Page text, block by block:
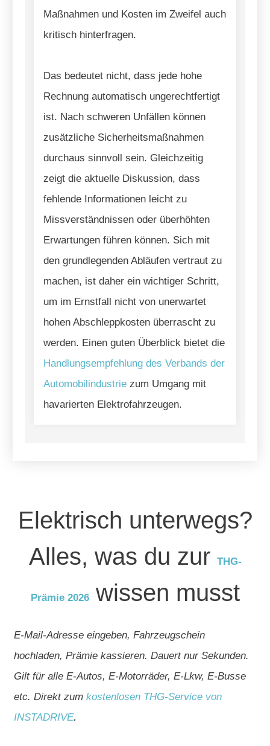
Maßnahmen und Kosten im Zweifel auch
kritisch hinterfragen.
Das bedeutet nicht, dass jede hohe
Rechnung automatisch ungerechtfertigt
ist. Nach schweren Unfällen können
zusätzliche Sicherheitsmaßnahmen
durchaus sinnvoll sein. Gleichzeitig
zeigt die aktuelle Diskussion, dass
fehlende Informationen leicht zu
Missverständnissen oder überhöhten
Erwartungen führen können. Sich mit
den grundlegenden Abläufen vertraut zu
machen, ist daher ein wichtiger Schritt,
um im Ernstfall nicht von unerwartet
hohen Abschleppkosten überrascht zu
werden. Einen guten Überblick bietet die
Handlungsempfehlung des Verbands der
Automobilindustrie zum Umgang mit
havarierten Elektrofahrzeugen.
Elektrisch unterwegs?
Alles, was du zur THG-
Prämie 2026wissen musst
E-Mail-Adresse eingeben, Fahrzeugschein
hochladen, Prämie kassieren. Dauert nur Sekunden.
Gilt für alle E-Autos, E-Motorräder, E-Lkw, E-Busse
etc. Direkt zum kostenlosen THG-Service von
INSTADRIVE.